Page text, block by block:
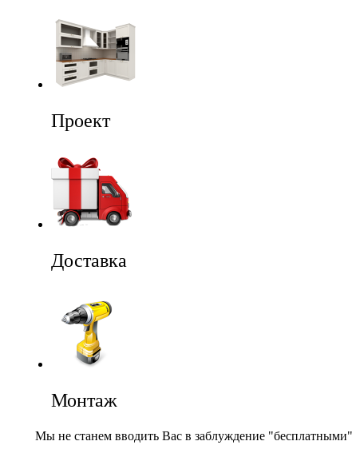
Проект
Доставка
Монтаж
Мы не станем вводить Вас в заблуждение